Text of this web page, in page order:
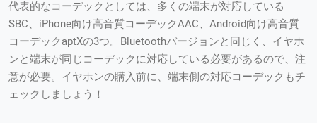
代表的なコーデックとしては、多くの端末が対応している
SBC、iPhone向け高音質コーデックAAC、Android向け高音質
コーデックaptXの3つ。Bluetoothバージョンと同じく、イヤホ
ンと端末が同じコーデックに対応している必要があるので、注
意が必要。イヤホンの購入前に、端末側の対応コーデックもチ
ェックしましょう！